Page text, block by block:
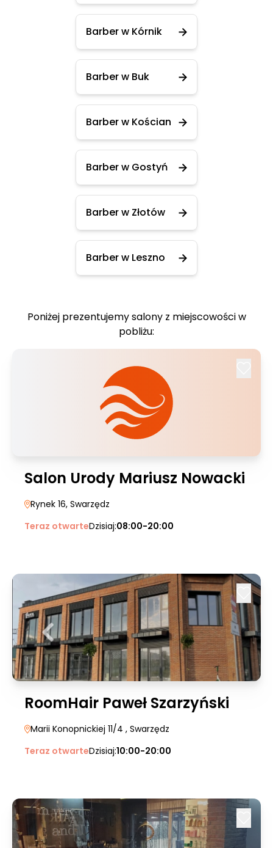
Barber w Kórnik
Barber w Buk
Barber w Kościan
Barber w Gostyń
Barber w Złotów
Barber w Leszno
Poniżej prezentujemy salony z miejscowości w
pobliżu:
Salon Urody Mariusz Nowacki
Rynek 16, Swarzędz
Teraz otwarteDzisiaj:08:00-20:00
RoomHair Paweł Szarzyński
Marii Konopnickiej 11/4 , Swarzędz
Teraz otwarteDzisiaj:10:00-20:00